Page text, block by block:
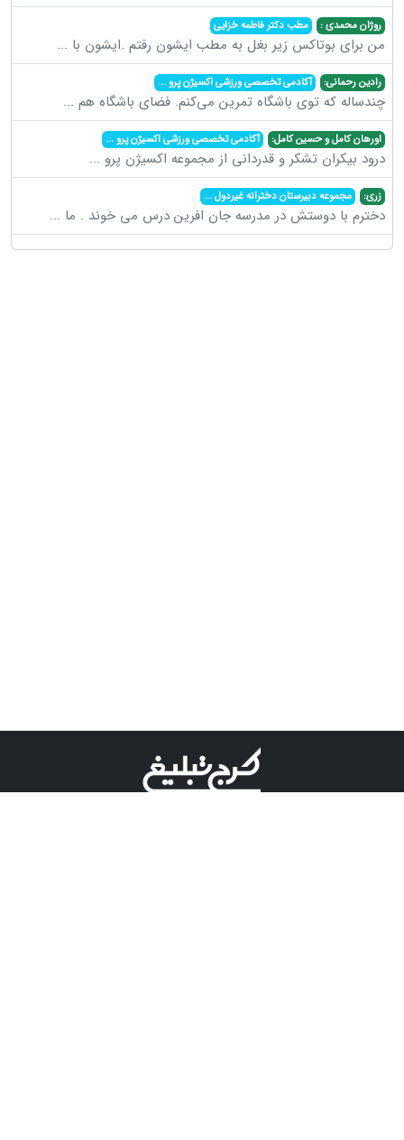
روژان محمدی : مطب دکتر فاطمه خزایی
من برای بوتاکس زیر بغل به مطب ایشون رفتم .ایشون با ...
رادین رحمانی: آکادمی تخصصی ورزشی اکسیژن پرو...
چندساله که توی باشگاه تمرین می‌کنم. فضای باشگاه هم ...
اورهان کامل و حسین کامل: آکادمی تخصصی ورزشی اکسیژن پرو...
درود بیکران تشکر و قدردانی از مجموعه اکسیژن پرو ...
زری: مجموعه دبیرستان دخترانه غیردول...
دخترم با دوستش در مدرسه جان افرین درس می خوند . ما ...